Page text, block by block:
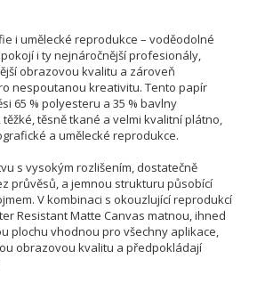
i umělecké reprodukce – voděodolné
i ty nejnáročnější profesionály,
obrazovou kvalitu a zároveň
nespoutanou kreativitu. Tento papír
65 % polyesteru a 35 % bavlny
těsně tkané a velmi kvalitní plátno,
a umělecké reprodukce.
s vysokým rozlišením, dostatečně
průvěsů, a jemnou strukturu působící
V kombinaci s okouzlující reprodukcí
Resistant Matte Canvas matnou, ihned
plochu vhodnou pro všechny aplikace,
obrazovou kvalitu a předpokládají